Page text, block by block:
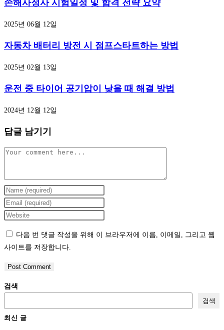
손해사정사 시험일정 및 합격 전략 요약
2025년 06월 12일
자동차 배터리 방전 시 점프스타트하는 방법
2025년 02월 13일
운전 중 타이어 공기압이 낮을 때 해결 방법
2024년 12월 12일
답글 남기기
Comment
Enter
your
name
username
comment
Enter
your
address
comment
Enter
website
URL
(optional)
다음 번 댓글 작성을 위해 이 브라우저에 이름, 이메일, 그리고 웹
사이트를 저장합니다.
검색
검색
최신 글